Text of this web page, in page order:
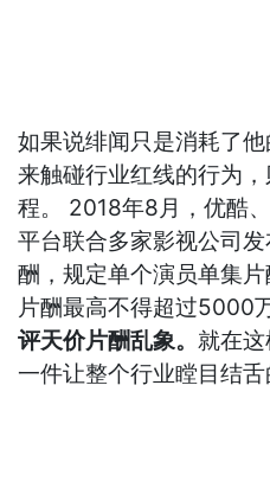
如果说绯闻只是消耗了
来触碰行业红线的行为
程。 2018年8月，优酷
平台联合多家影视公司
酬，规定单个演员单集
片酬最高不得超过5000
评天价片酬乱象。就在
一件让整个行业瞠目结舌